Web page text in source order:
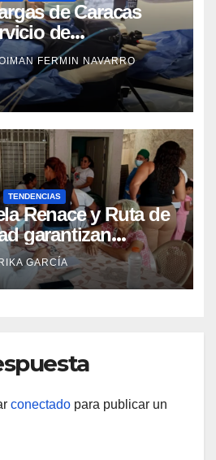
de Caracas
de
para
de pacientes
FERMIN NAVARRO
TENDENCIAS
Renace y Ruta de
garantizan
integral en
GARCÍA
conectado para publicar un